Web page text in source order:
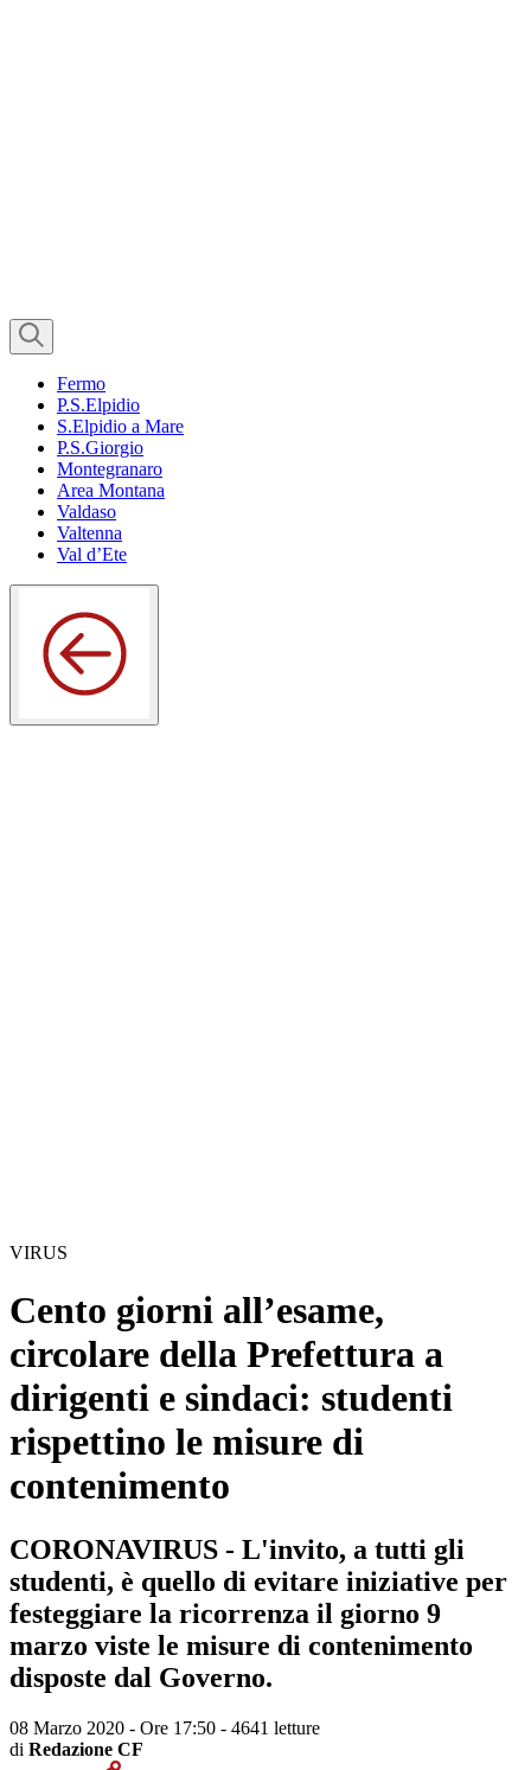
Fermo
P.S.Elpidio
S.Elpidio a Mare
P.S.Giorgio
Montegranaro
Area Montana
Valdaso
Valtenna
Val d’Ete
VIRUS
Cento giorni all’esame,
circolare della Prefettura a
dirigenti e sindaci: studenti
rispettino le misure di
contenimento
CORONAVIRUS - L'invito, a tutti gli
studenti, è quello di evitare iniziative per
festeggiare la ricorrenza il giorno 9
marzo viste le misure di contenimento
disposte dal Governo.
08 Marzo 2020 - Ore 17:50 - 4641 letture
di Redazione CF